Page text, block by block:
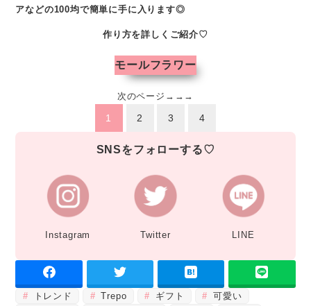
アなどの100均で簡単に手に入ります◎
作り方を詳しくご紹介♡
モールフラワー
次のページ→→→
1 2 3 4
SNSをフォローする♡
Instagram Twitter LINE
トレンド Trepo ギフト
可愛い